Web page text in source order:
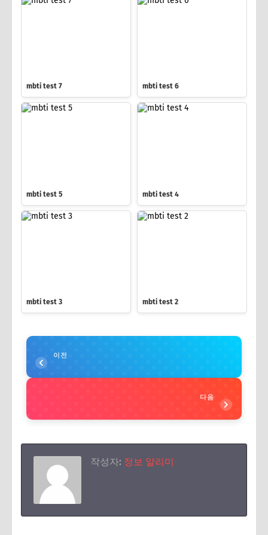
mbti test 7 mbti test 6
mbti test 5 mbti test 4
mbti test 3 mbti test 2
이전
다음
작성자: 정보 알리미